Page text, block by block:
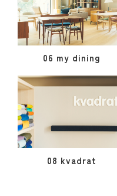
06 my dining
08 kvadrat